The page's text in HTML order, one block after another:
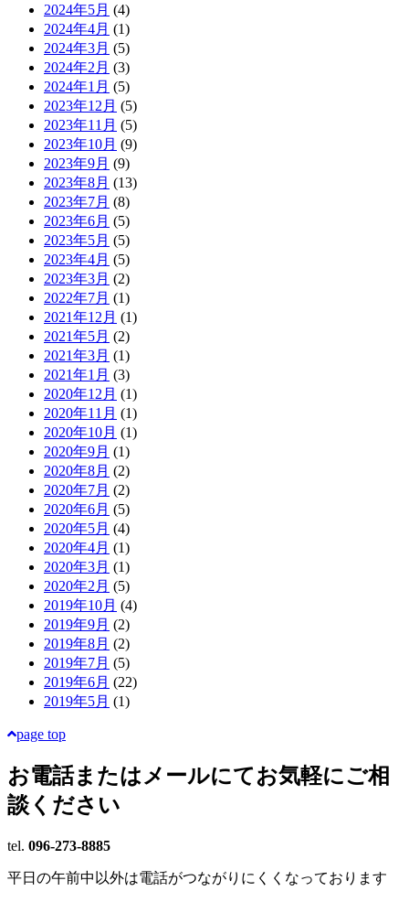
2024年5月 (4)
2024年4月 (1)
2024年3月 (5)
2024年2月 (3)
2024年1月 (5)
2023年12月 (5)
2023年11月 (5)
2023年10月 (9)
2023年9月 (9)
2023年8月 (13)
2023年7月 (8)
2023年6月 (5)
2023年5月 (5)
2023年4月 (5)
2023年3月 (2)
2022年7月 (1)
2021年12月 (1)
2021年5月 (2)
2021年3月 (1)
2021年1月 (3)
2020年12月 (1)
2020年11月 (1)
2020年10月 (1)
2020年9月 (1)
2020年8月 (2)
2020年7月 (2)
2020年6月 (5)
2020年5月 (4)
2020年4月 (1)
2020年3月 (1)
2020年2月 (5)
2019年10月 (4)
2019年9月 (2)
2019年8月 (2)
2019年7月 (5)
2019年6月 (22)
2019年5月 (1)
page top
お電話またはメールにてお気軽にご相
談ください
tel. 096-273-8885
平日の午前中以外は電話がつながりにくくなっております